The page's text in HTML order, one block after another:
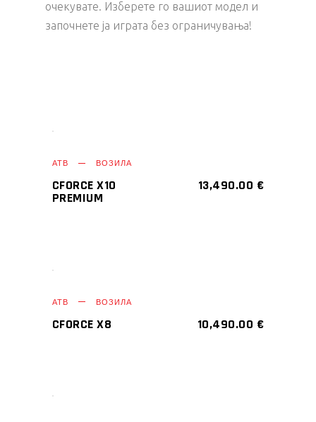
очекувате. Изберете го вашиот модел и
започнете ја играта без ограничувања!
АТВ ВОЗИЛА
CFORCE X10
PREMIUM
13,490.00 €
АТВ ВОЗИЛА
CFORCE X8 10,490.00 €